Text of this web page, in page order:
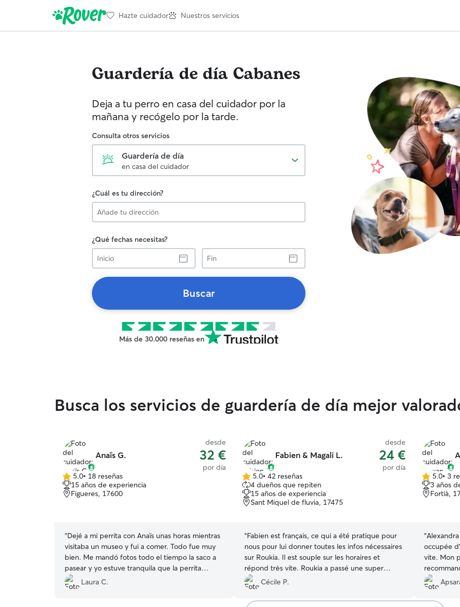
Hazte cuidador Nuestros servicios
Guardería de día Cabanes
Deja a tu perro en casa del cuidador por la
mañana y recógelo por la tarde.
Consulta otros servicios
Guardería de día
en casa del cuidador
¿Cuál es tu dirección?
¿Qué fechas necesitas?
Inicio
Fin
Buscar
Más de 30.000 reseñas en
Busca los servicios de guardería de día mejor
Anaïs G.
desde
32 €
por día
5.0
de
5
5.0• 18 reseñas
15 años de experiencia
Figueres, 17600
“Dejé a mi perrita con Anaïs unas horas mientras
visitaba un museo y fui a comer. Todo fue muy
bien. Me mandó fotos todo el tiempo la saco a
pasear y yo estuve tranquila que la perrita
estaba bien cuidada y contenta. Anaïs es muy
amable y muy cariñosa y la recomiendo a
Laura C.
Fabien & Magali L.
desde
24 €
por día
5.0
de
5
estrellas
5.0• 42 reseñas
4 dueños que repiten
15 años de experiencia
Sant Miquel de fluvia, 17475
“Fabien est français, ce qui a été pratique pour
nous pour lui donner toutes les infos nécessaires
sur Roukia. Il est souple sur les horaires et
répond très vite. Roukia a passé une super
journée, elle a bien joué à la balle et fait une
longue promenade.
Cécile P.
5.0
de
5
5.0• 3
3 años
Fortià,
“
occupée
vite. Mon